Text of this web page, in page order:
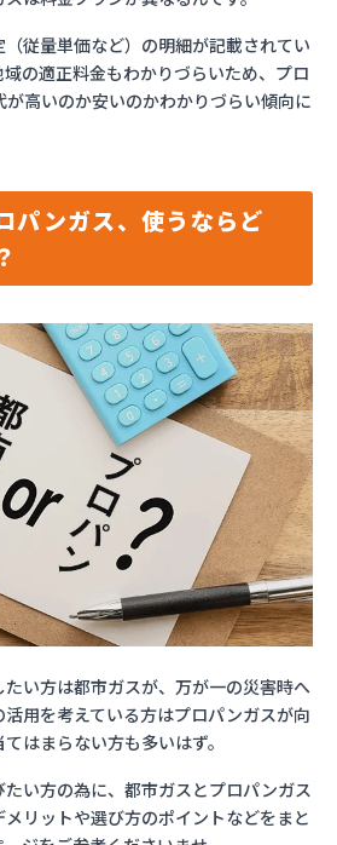
従量単価など）の明細が記載されてい
の適正料金もわかりづらいため、プロ
高いのか安いのかわかりづらい傾向に
パンガス、使うならど
い方は都市ガスが、万が一の災害時へ
用を考えている方はプロパンガスが向
はまらない方も多いはず。
い方の為に、都市ガスとプロパンガス
リットや選び方のポイントなどをまと